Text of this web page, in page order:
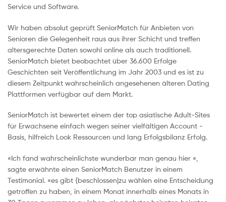
Service und Software.
Wir haben absolut geprüft SeniorMatch für Anbieten von
Senioren die Gelegenheit raus aus ihrer Schicht und treffen
altersgerechte Daten sowohl online als auch traditionell.
SeniorMatch bietet beobachtet über 36.600 Erfolge
Geschichten seit Veröffentlichung im Jahr 2003 und es ist zu
diesem Zeitpunkt wahrscheinlich angesehenen älteren Dating
Plattformen verfügbar auf dem Markt.
SeniorMatch ist bewertet einem der top asiatische Adult-Sites
für Erwachsene einfach wegen seiner vielfältigen Account -
Basis, hilfreich Look Ressourcen und lang Erfolgsbilanz Erfolg.
«Ich fand wahrscheinlichste wunderbar man genau hier «,
sagte erwähnte einen SeniorMatch Benutzer in einem
Testimonial. «es gibt {beschlossen|zu wählen eine Entscheidung
getroffen zu haben, in einem Monat innerhalb eines Monats in